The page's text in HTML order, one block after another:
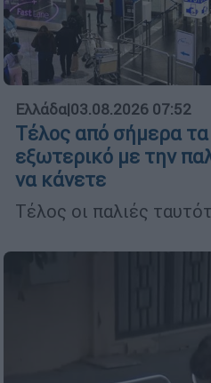
Ελλάδα|03.08.2026 07:52
Τέλος από σήμερα τα
εξωτερικό με την
να κάνετε
Τέλος οι παλιές